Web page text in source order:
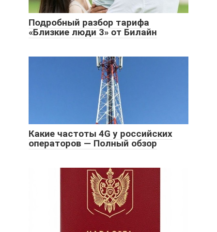
Подробный разбор тарифа
«Близкие люди 3» от Билайн
Какие частоты 4G у российских
операторов — Полный обзор